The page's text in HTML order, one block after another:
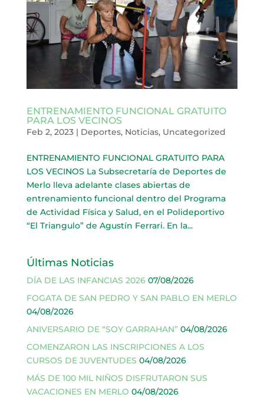
ENTRENAMIENTO FUNCIONAL GRATUITO
PARA LOS VECINOS
Feb 2, 2023| Deportes, Noticias, Uncategorized
ENTRENAMIENTO FUNCIONAL GRATUITO PARA
LOS VECINOS La Subsecretaría de Deportes de
Merlo lleva adelante clases abiertas de
entrenamiento funcional dentro del Programa
de Actividad Física y Salud, en el Polideportivo
“El Triangulo” de Agustín Ferrari. En la...
Últimas Noticias
DÍA DE LAS INFANCIAS 2026 07/08/2026
FOGATA DE SAN PEDRO Y SAN PABLO EN MERLO
04/08/2026
ANIVERSARIO DE “SOY GARRAHAN” 04/08/2026
COMENZARON LAS INSCRIPCIONES A LOS
CURSOS DE JUVENTUDES 04/08/2026
MÁS DE 100 MIL NIÑOS DISFRUTARON SUS
VACACIONES EN MERLO 04/08/2026